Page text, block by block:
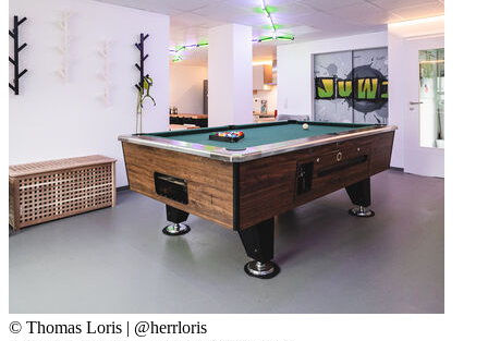
© Thomas Loris | @herrloris